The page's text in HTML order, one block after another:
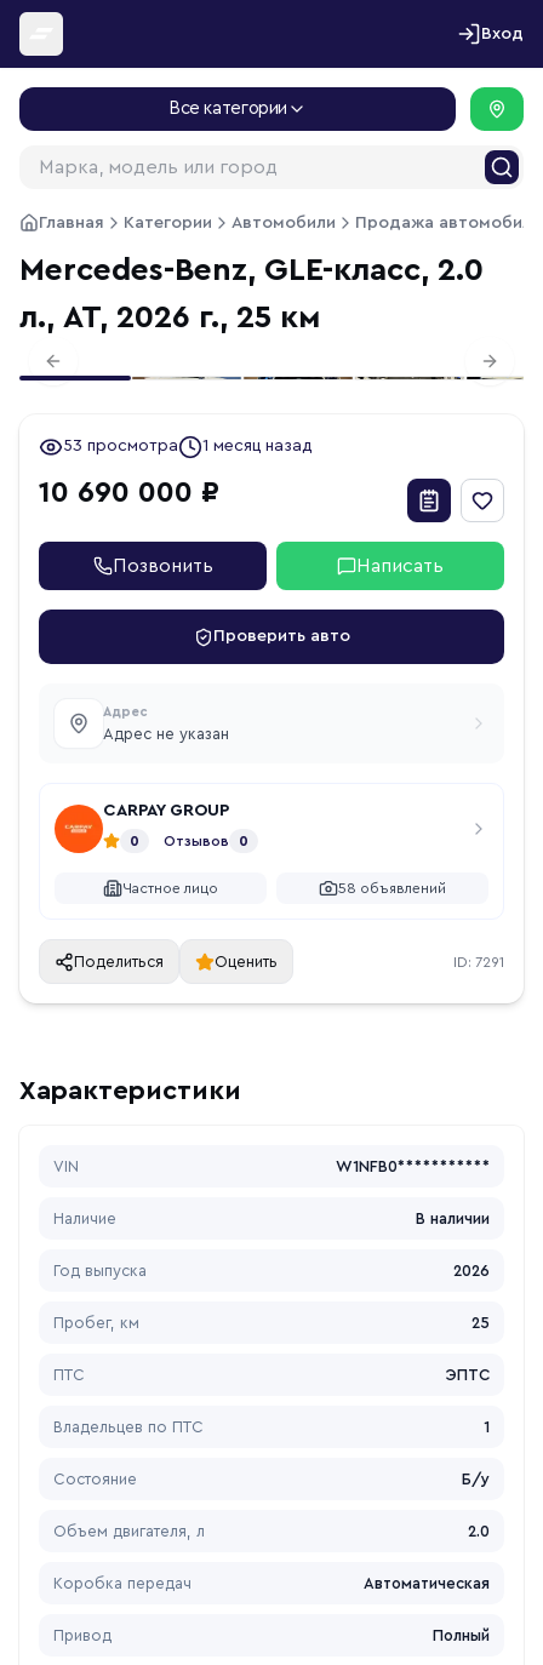
Перейти к содержимому
Вход
Все категории
Главная Категории Автомобили Продажа
Mercedes-Benz, GLE-класс, 2.0
л., АТ, 2026 г., 25 км
Previous slide Next
53 просмотра 1 месяц назад
10 690 000 ₽
Позвонить Написать
Проверить авто
Адрес
Адрес не указан
CARPAY GROUP
0 Отзывов 0
Частное лицо 58 объявлений
Поделиться Оценить ID: 7291
Характеристики
VIN W1NFB0***********
Наличие В наличии
Год выпуска 2026
Пробег, км 25
ПТС ЭПТС
Владельцев по ПТС 1
Состояние Б/у
Объем двигателя, л 2.0
Коробка передач Автоматическая
Привод Полный